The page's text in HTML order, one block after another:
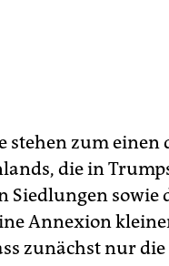
stehen zum
die in
Siedlungen sowie
Annexion
zunächst nur